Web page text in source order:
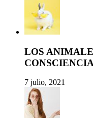
LOS
CONSCIENCIA
7 julio, 2021